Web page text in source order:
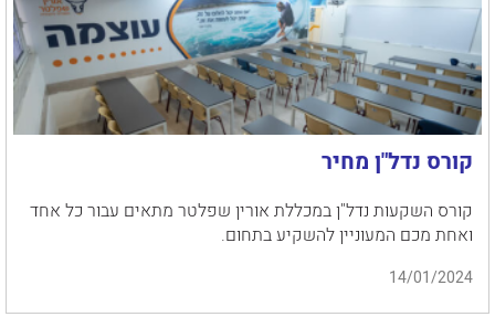
קורס נדל"ן מחיר
קורס השקעות נדל"ן במכללת אורין שפלטר מתאים עבור כל אחד
ואחת מכם המעוניין להשקיע בתחום.
14/01/2024